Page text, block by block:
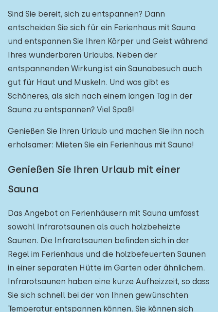
Sind Sie bereit, sich zu entspannen? Dann
entscheiden Sie sich für ein Ferienhaus mit Sauna
und entspannen Sie Ihren Körper und Geist während
Ihres wunderbaren Urlaubs. Neben der
entspannenden Wirkung ist ein Saunabesuch auch
gut für Haut und Muskeln. Und was gibt es
Schöneres, als sich nach einem langen Tag in der
Sauna zu entspannen? Viel Spaß!
Genießen Sie Ihren Urlaub und machen Sie ihn noch
erholsamer: Mieten Sie ein Ferienhaus mit Sauna!
Genießen Sie Ihren Urlaub mit einer
Sauna
Das Angebot an Ferienhäusern mit Sauna umfasst
sowohl Infrarotsaunen als auch holzbeheizte
Saunen. Die Infrarotsaunen befinden sich in der
Regel im Ferienhaus und die holzbefeuerten Saunen
in einer separaten Hütte im Garten oder ähnlichem.
Infrarotsaunen haben eine kurze Aufheizzeit, so dass
Sie sich schnell bei der von Ihnen gewünschten
Temperatur entspannen können. Sie können sich